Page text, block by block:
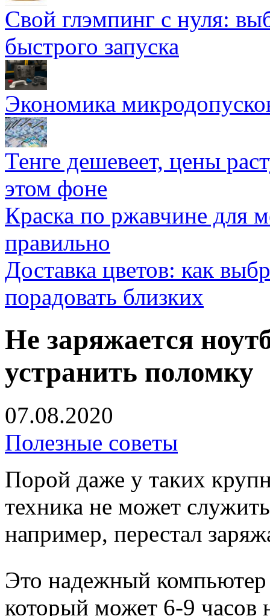
Свой глэмпинг с нуля:
быстрого запуска
Экономика
Тенге дешевеет, цены
этом фоне
Краска по ржавчине для
правильно
Доставка цветов: как
порадовать близких
Не заряжается
устранить поломку
07.08.2020
Полезные советы
Порой даже у таких
техника не может
например, перестал
Это надежный
который может 6-9 часов